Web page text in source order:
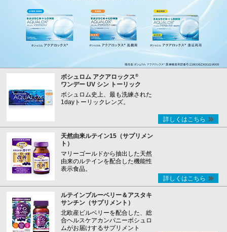
ボシュロム アクアロックス®
ワンデー UV シン トーリック
ボシュロム史上、最も洗練された
1dayトーリックレンズ。
詳しくはこちら
天然由来ルテイン15（サプリメン
ト）
マリーゴールドから抽出した天然
由来のルテインを配合した機能性
表示食品。
詳しくはこちら
ルテインブルーベリー＆アスタキ
サンチン（サプリメント）
北欧産ビルベリーを配合した、総
合ヘルスケアカンパニーボシュロ
ムがお届けするサプリメント